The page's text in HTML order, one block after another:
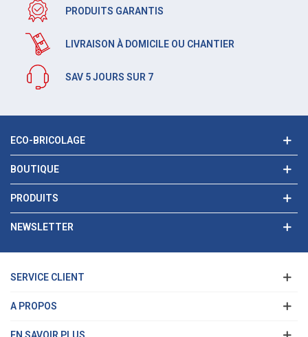
PRODUITS GARANTIS
LIVRAISON À DOMICILE OU CHANTIER
SAV 5 JOURS SUR 7
ECO-BRICOLAGE
BOUTIQUE
PRODUITS
NEWSLETTER
SERVICE CLIENT
A PROPOS
EN SAVOIR PLUS